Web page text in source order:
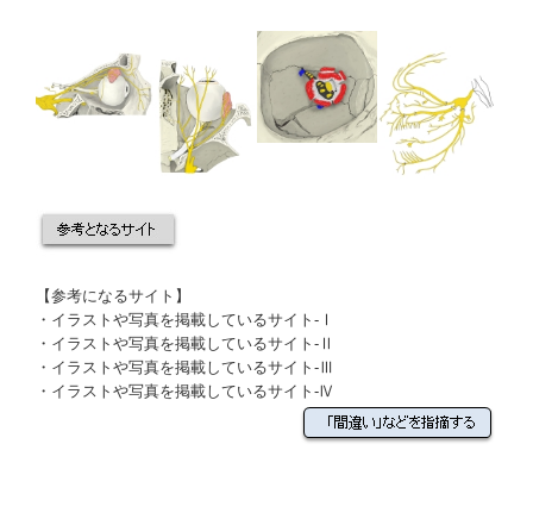
【参考になるサイト】
・ イラストや写真を掲載しているサイト-Ⅰ
・ イラストや写真を掲載しているサイト-Ⅱ
・ イラストや写真を掲載しているサイト-Ⅲ
・ イラストや写真を掲載しているサイト-Ⅳ